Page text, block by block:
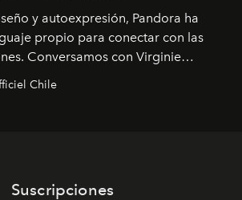
y autoexpresión, Pandora ha
propio para conectar con las
Conversamos con Virginie
de marketing para
identidad, cultura y el valor
Chile
Suscripciones